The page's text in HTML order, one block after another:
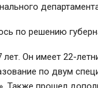
по решению
Он имеет 22-
по двум